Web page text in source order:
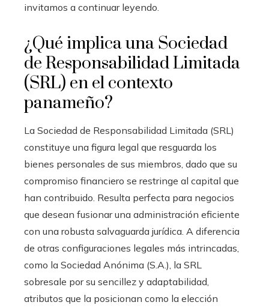
invitamos a continuar leyendo.
¿Qué implica una Sociedad
de Responsabilidad Limitada
(SRL) en el contexto
panameño?
La Sociedad de Responsabilidad Limitada (SRL)
constituye una figura legal que resguarda los
bienes personales de sus miembros, dado que su
compromiso financiero se restringe al capital que
han contribuido. Resulta perfecta para negocios
que desean fusionar una administración eficiente
con una robusta salvaguarda jurídica. A diferencia
de otras configuraciones legales más intrincadas,
como la Sociedad Anónima (S.A.), la SRL
sobresale por su sencillez y adaptabilidad,
atributos que la posicionan como la elección